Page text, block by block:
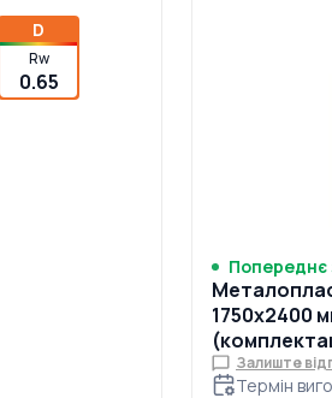
D
Rw
0.65
Попереднє
1750x2400
Залиште
Термін